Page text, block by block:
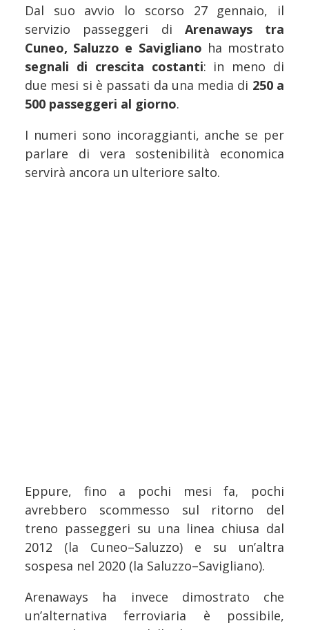
Dal suo avvio lo scorso 27 gennaio, il
servizio passeggeri di Arenaways tra
Cuneo, Saluzzo e Savigliano ha mostrato
segnali di crescita costanti: in meno di
due mesi si è passati da una media di 250 a
500 passeggeri al giorno.
I numeri sono incoraggianti, anche se per
parlare di vera sostenibilità economica
servirà ancora un ulteriore salto.
Eppure, fino a pochi mesi fa, pochi
avrebbero scommesso sul ritorno del
treno passeggeri su una linea chiusa dal
2012 (la Cuneo–Saluzzo) e su un’altra
sospesa nel 2020 (la Saluzzo–Savigliano).
Arenaways ha invece dimostrato che
un’alternativa ferroviaria è possibile,